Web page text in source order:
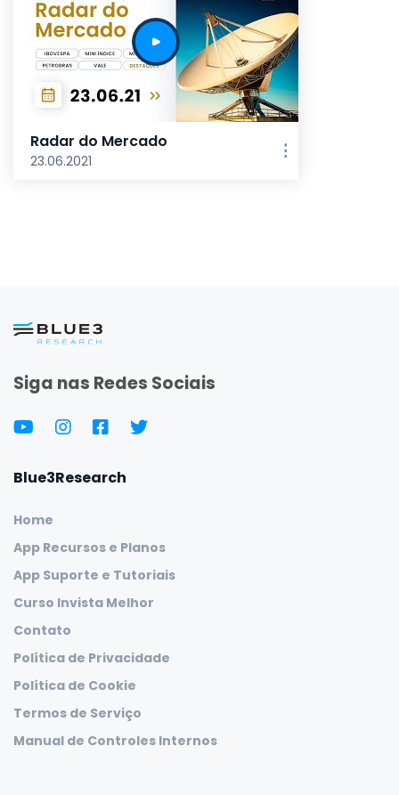
Radar do Mercado
23.06.2021
Siga nas Redes Sociais
Blue3Research
Home
App Recursos e Planos
App Suporte e Tutoriais
Curso Invista Melhor
Contato
Política de Privacidade
Política de Cookie
Termos de Serviço
Manual de Controles Internos